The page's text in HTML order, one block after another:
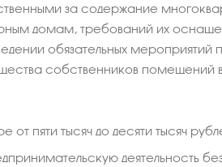
за содержание
домам, требований их
обязательных
собственников помещений в
от пяти тысяч до десяти тысяч
деятельность